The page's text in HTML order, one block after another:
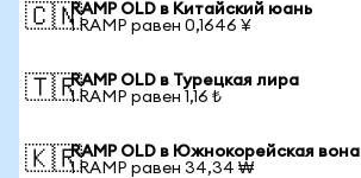
🇨🇳RAMP OLD в Китайский юань
1 RAMP равен 0,1646 ¥
🇹🇷RAMP OLD в Турецкая лира
1 RAMP равен 1,16 ₺
🇰🇷RAMP OLD в Южнокорейская вона
1 RAMP равен 34,34 ₩